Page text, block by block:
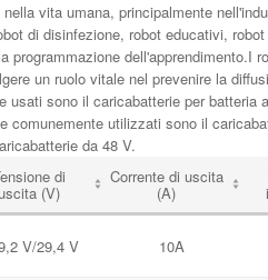
vita umana, principalmente
di disinfezione, robot educativi,
dell'apprendimento.I
un ruolo vitale nel prevenire la
sono il caricabatterie per batteria
utilizzati sono il
da 48 V.
di
uscita (V)
Corrente di uscita
(A)
V/29,4 V 10A